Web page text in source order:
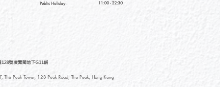
11:00 - 22:30
Public Holiday :
128號凌霄閣地下G11舖
The Peak Tower, 128 Peak Road, The Peak, Hong Kong